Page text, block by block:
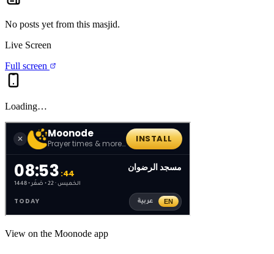
No posts yet from this masjid.
Live Screen
Full screen
Loading…
View on the Moonode app